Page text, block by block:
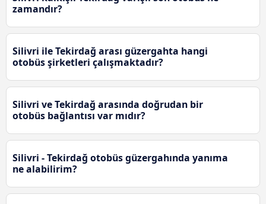
zamandır?
Silivri ile Tekirdağ arası güzergahta hangi
otobüs şirketleri çalışmaktadır?
Silivri ve Tekirdağ arasında doğrudan bir
otobüs bağlantısı var mıdır?
Silivri - Tekirdağ otobüs güzergahında yanıma
ne alabilirim?